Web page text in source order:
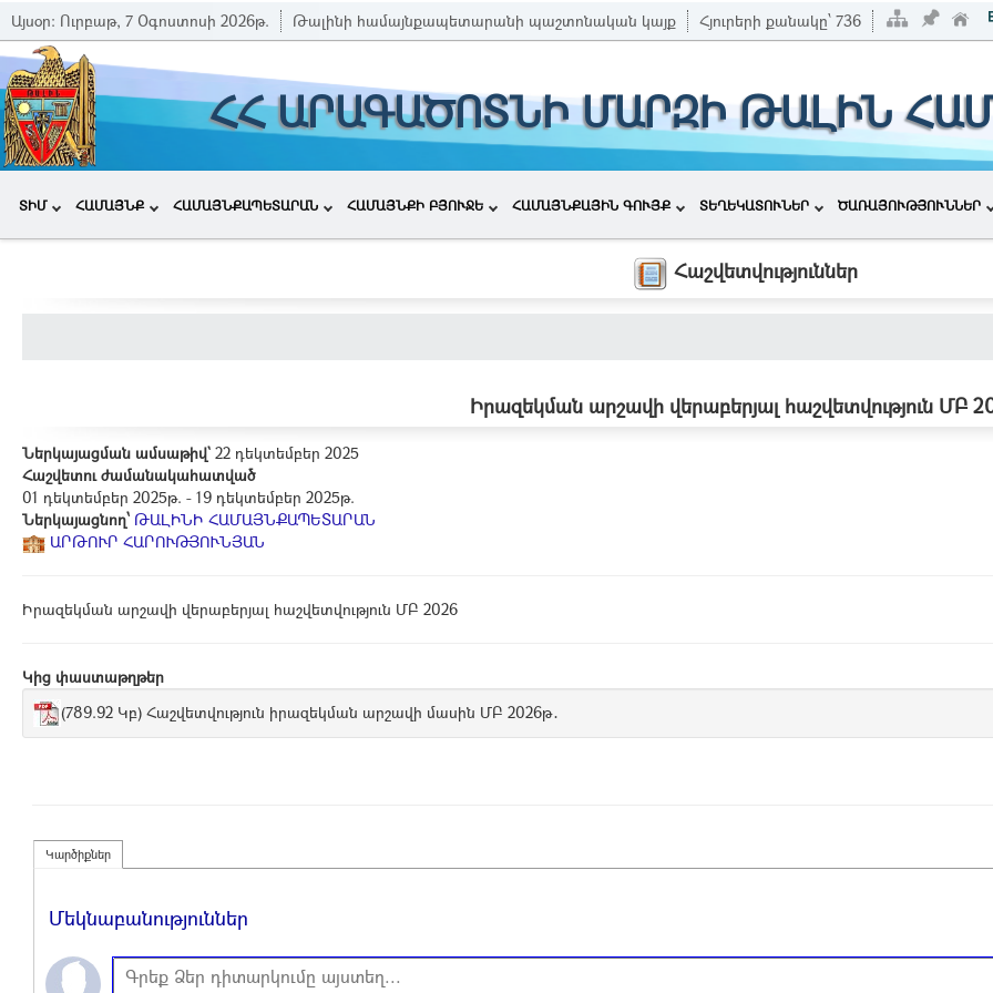
Այսօր: Ուրբաթ, 7 Օգոստոսի 2026թ. Թալինի համայնքապետարանի պաշտոնական կայք Հյուրերի քանակը՝ 736
ՀՀ ԱՐԱԳԱԾՈՏՆԻ ՄԱՐԶԻ ԹԱԼԻՆ
ՏԻՄ ՀԱՄԱՅՆՔ ՀԱՄԱՅՆՔԱՊԵՏԱՐԱՆ ՀԱՄԱՅՆՔԻ ԲՅՈՒՋԵ ՀԱՄԱՅՆՔԱՅԻՆ ԳՈՒՅՔ ՏԵՂԵԿԱՏՈՒՆԵՐ ԾԱՌԱՅՈՒԹՅՈՒՆՆԵՐ
Հաշվետվություններ
Իրազեկման արշավի վերաբերյալ հաշվետվություն ՄԲ
Ներկայացման ամսաթիվ` 22 դեկտեմբեր 2025
Հաշվետու ժամանակահատված
01 դեկտեմբեր 2025թ. - 19 դեկտեմբեր 2025թ.
Ներկայացնող՝ ԹԱԼԻՆԻ ՀԱՄԱՅՆՔԱՊԵՏԱՐԱՆ
ԱՐԹՈՒՐ ՀԱՐՈՒԹՅՈՒՆՅԱՆ
Իրազեկման արշավի վերաբերյալ հաշվետվություն ՄԲ 2026
Կից փաստաթղթեր
(789.92 Կբ) Հաշվետվություն իրազեկման արշավի մասին ՄԲ 2026թ․
Կարծիքներ
Մեկնաբանություններ